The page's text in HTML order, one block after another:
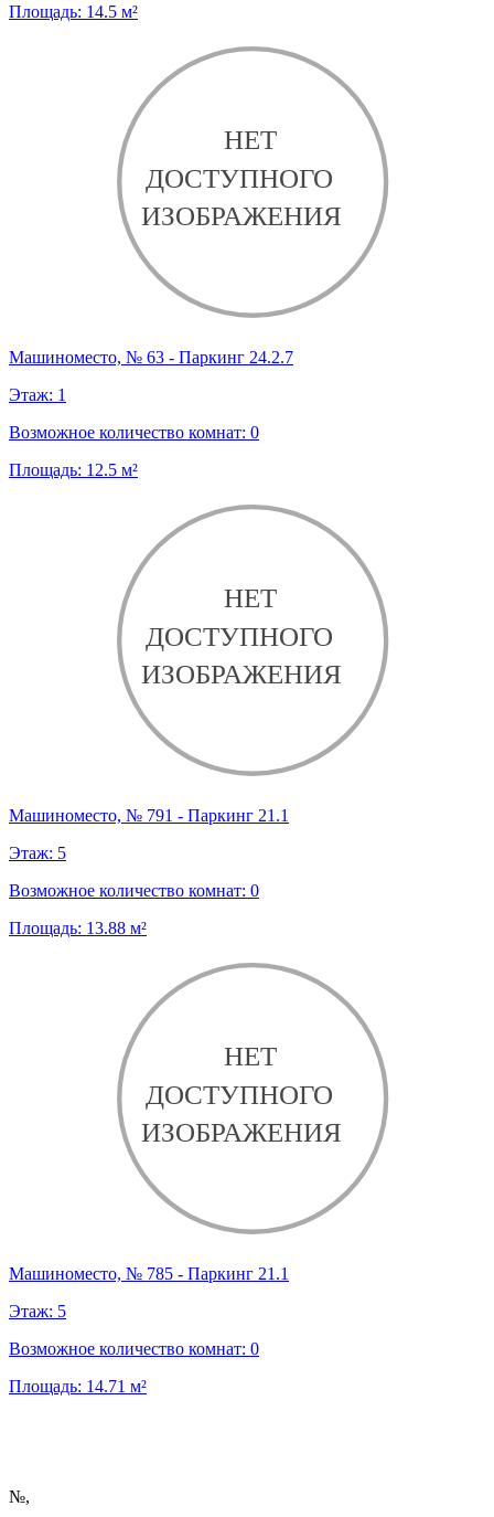
Площадь: 14.5 м²
Машиноместо, № 63 - Паркинг 24.2.7
Этаж: 1
Возможное количество комнат: 0
Площадь: 12.5 м²
Машиноместо, № 791 - Паркинг 21.1
Этаж: 5
Возможное количество комнат: 0
Площадь: 13.88 м²
Машиноместо, № 785 - Паркинг 21.1
Этаж: 5
Возможное количество комнат: 0
Площадь: 14.71 м²
№,